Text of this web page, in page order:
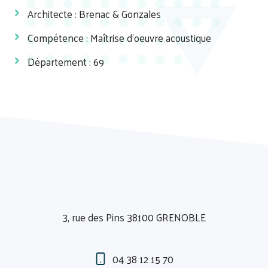
Architecte : Brenac & Gonzales
Compétence : Maîtrise d'oeuvre acoustique
Département : 69
3, rue des Pins 38100 GRENOBLE
04 38 12 15 70